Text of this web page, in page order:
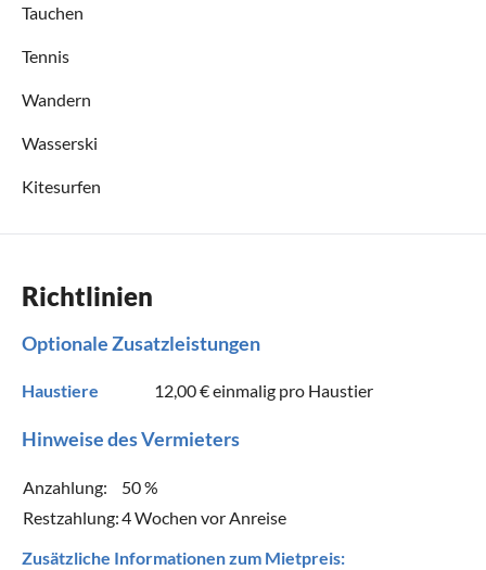
Tauchen
Tennis
Wandern
Wasserski
Kitesurfen
Richtlinien
Optionale Zusatzleistungen
Haustiere 12,00 €einmalig pro Haustier
Hinweise des Vermieters
Anzahlung:
50 %
Restzahlung:4 Wochen vor Anreise
Zusätzliche Informationen zum Mietpreis: